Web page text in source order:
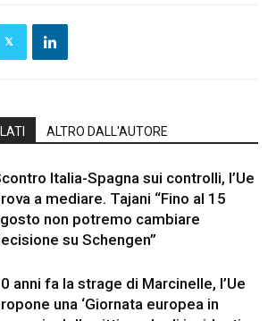
ALTRO DALL'AUTORE
Italia-Spagna sui controlli, l’Ue
a mediare. Tajani “Fino al 15
non potremo cambiare
su Schengen”
anni fa la strage di Marcinelle, l’Ue
una ‘Giornata europea in